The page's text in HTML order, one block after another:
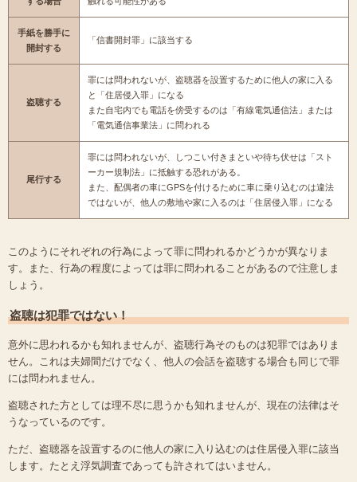
手紙を勝手に
開封する
「信書開封罪」に該当する
盗聴する
罪には問われないが、盗聴器を設置するために他人の家に入る
と「住居侵入罪」になる
また自宅内でも電話を傍受するのは「有線電気通信法」または
「電気通信事業法」に問われる
尾行する
罪には問われないが、しつこい付きまといや待ち伏せは「スト
ーカー規制法」に抵触する恐れがある。
また、配偶者の車にGPSを付けるために車に乗り込むのは違法
ではないが、他人の敷地や家に入るのは「住居侵入罪」になる
このようにそれぞれの行為によって罪に問われるかどうかが異なりま
す。また、行為の程度によっては罪に問われることがあるので注意しま
しょう。
盗聴は犯罪ではない！
意外に思われるかも知れませんが、盗聴行為そのものは犯罪ではありま
せん。これは夫婦間だけでなく、他人の会話を盗聴する場合も同じで罪
には問われません。
盗聴された方としては理不尽に思うかも知れませんが、現在の法律はそ
うなっているのです。
ただ、盗聴器を設置するのに他人の家に入り込むのは住居侵入罪に該当
します。たとえ浮気調査であっても許されてはいません。